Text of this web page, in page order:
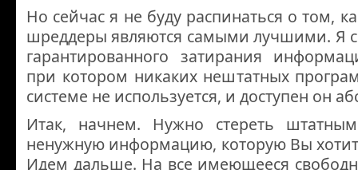
Но сейчас я не буду распинаться о том,
шреддеры являются самыми лучшими. Я
гарантированного затирания
при котором никаких нештатных
системе не используется, и доступен он
Итак, начнем. Нужно стереть
ненужную информацию, которую Вы
Идем дальше. На все имеющееся